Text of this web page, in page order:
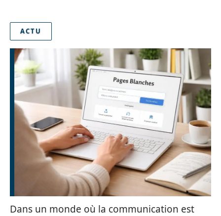
ACTU
Dans un monde où la communication est